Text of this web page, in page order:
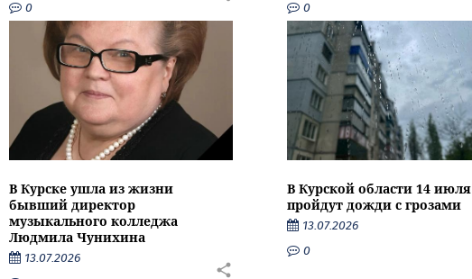
0
0
В Курске ушла из жизни
бывший директор
музыкального колледжа
Людмила Чунихина
13.07.2026
В Курской области 14 июля
пройдут дожди с грозами
13.07.2026
0